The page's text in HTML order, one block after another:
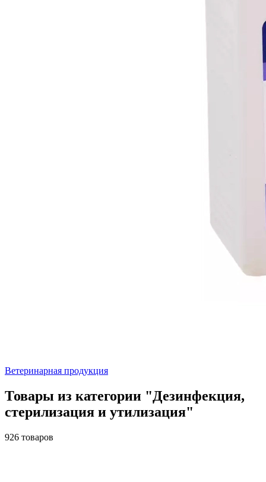
Ветеринарная продукция
Товары из категории "Дезинфекция,
стерилизация и утилизация"
926 товаров